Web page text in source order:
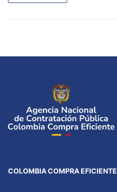
COLOMBIA COMPRA EFICIENTE